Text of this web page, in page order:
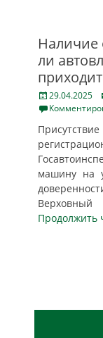
Наличие
ли
Posted
on
29.04.2025
машину на
Продолжить